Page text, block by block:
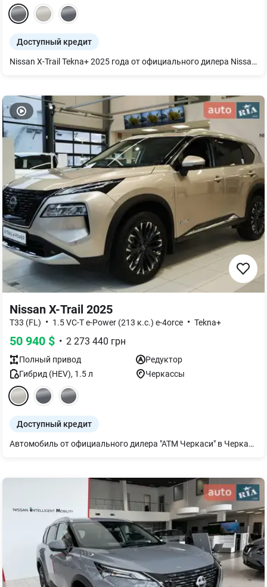
Доступный кредит
Nissan X-Trail Tekna+ 2025 года от официального дилера Nissan в городе Черкассы. Флагманская комплектация Tekna+, сочетающая современные технологии, высокий уровень безопасности и премиальный комфорт. Основное оснащение: Панорамная крыша. Салон из кожи Наппа. Матричные LED-фары. Цифровая панель приборов 12,3". Мультимедийная система NissanConnect с Apple CarPlay и Android Auto. Премиальная аудиосистема Bose. Система кругового обзора Around View Monitor. Интеллектуальный адаптивный круиз-контроль. Системы удержания в полосе движения и мониторинга слепых зон. Бесключевой доступ I-Key и запуск двигателя кнопкой. Подогрев передних и задних сидений, руля и лобового стекла. Электропривод двери багажного отделения. Легкосплавные колесные диски R19. Автомобиль доступен в официальной дилерской сети Nissan в Украине. Действует официальная гарантия производителя. Возможно приобретение в кредит, лизинг или по программе Trade-In. Приглашаем пройти тест-драйв и лично оценить преимущества Nissan X-Trail.
Nissan X-Trail 2025
T33 (FL) • 1.5 VC-T e-Power (213 к.с.) e-4orce • Tekna+
50 940 $ • 2 273 440 грн
Полный привод
Редуктор
Гибрид (HEV), 1.5л Черкассы
Доступный кредит
Автомобиль от официального дилера "АТМ Черкаси" в Черкасской области Доступно - Кредит - Лизинг Мы готовы ответить на Ваши вопросы по телефону или в нашем дилерском центре